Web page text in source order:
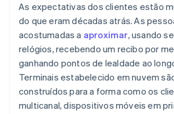
As expectativas dos clientes estão
do que eram décadas atrás. As
acostumadas a aproximar, usando
relógios, recebendo um recibo por
ganhando pontos de lealdade ao
Terminais estabelecido em nuvem
construídos para a forma como os
multicanal, dispositivos móveis em